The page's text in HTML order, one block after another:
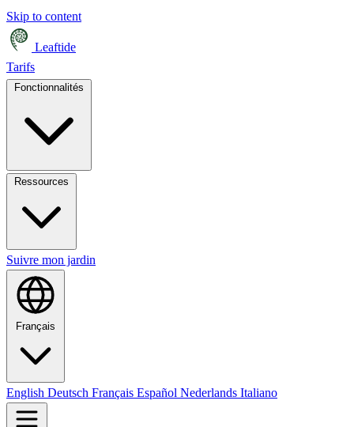
Skip to content
Leaftide
Tarifs
Suivre mon jardin
Français
English Deutsch Français Español Nederlands Italiano